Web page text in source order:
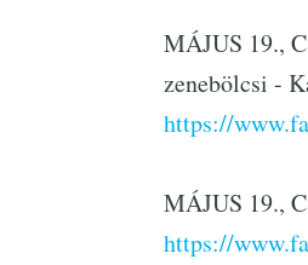
MÁJUS 19.,
zenebölcsi -
https://
MÁJUS 19.,
https://